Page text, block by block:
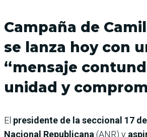
Campaña de
se lanza hoy con
“mensaje
unidad y
El presidente de la seccional 17
Nacional Republicana(ANR) y